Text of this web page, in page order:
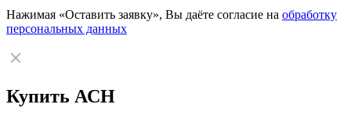
Нажимая «Оставить заявку», Вы даёте согласие на обработку
персональных данных
Купить АСН